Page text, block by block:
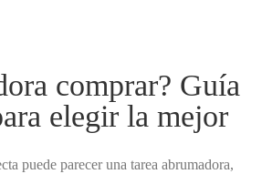
comprar? Guía
elegir la mejor
puede parecer una tarea abrumadora,